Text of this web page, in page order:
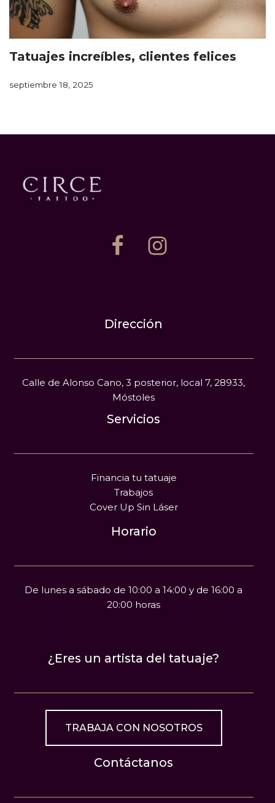
Tatuajes increíbles, clientes felices
septiembre 18, 2025
Dirección
Calle de Alonso Cano, 3 posterior, local 7, 28933,
Móstoles
Servicios
Financia tu tatuaje
Trabajos
Cover Up Sin Láser
Horario
De lunes a sábado de 10:00 a 14:00 y de 16:00 a
20:00 horas
¿Eres un artista del tatuaje?
TRABAJA CON NOSOTROS
Contáctanos